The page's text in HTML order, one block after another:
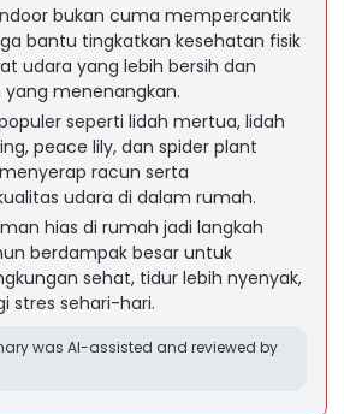
bukan cuma mempercantik
bantu tingkatkan kesehatan fisik
udara yang lebih bersih dan
menenangkan.
seperti lidah mertua, lidah
peace lily, dan spider plant
racun serta
udara di dalam rumah.
hias di rumah jadi langkah
berdampak besar untuk
sehat, tidur lebih nyenyak,
stres sehari-hari.
was AI-assisted and reviewed by